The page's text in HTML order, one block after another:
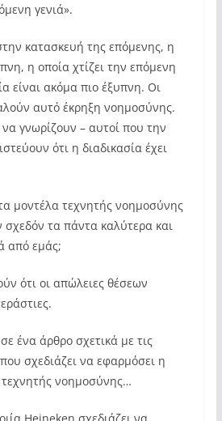
γενιά».
κατασκευή της επόμενης, η
η οποία χτίζει την επόμενη
είναι ακόμα πιο έξυπνη. Οι
αυτό έκρηξη νοημοσύνης.
γνωρίζουν – αυτοί που την
ότι η διαδικασία έχει
μοντέλα τεχνητής νοημοσύνης
τα πάντα καλύτερα και
από εμάς;
ότι οι απώλειες θέσεων
ένα άρθρο σχετικά με τις
σχεδιάζει να εφαρμόσει η
νοημοσύνης…
Heineken σχεδιάζει να